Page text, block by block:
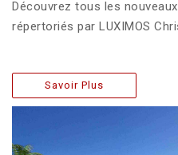
Découvrez tous les
répertoriés par LUXIMOS
Savoir Plus